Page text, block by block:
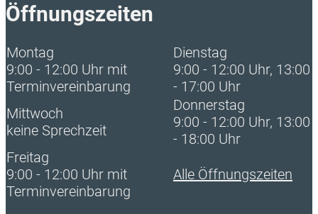
Öffnungszeiten
Montag
9:00 - 12:00 Uhr mit
Terminvereinbarung
Dienstag
9:00 - 12:00 Uhr, 13:00
- 17:00 Uhr
Mittwoch
keine Sprechzeit
Donnerstag
9:00 - 12:00 Uhr, 13:00
- 18:00 Uhr
Freitag
9:00 - 12:00 Uhr mit
Terminvereinbarung
Alle Öffnungszeiten